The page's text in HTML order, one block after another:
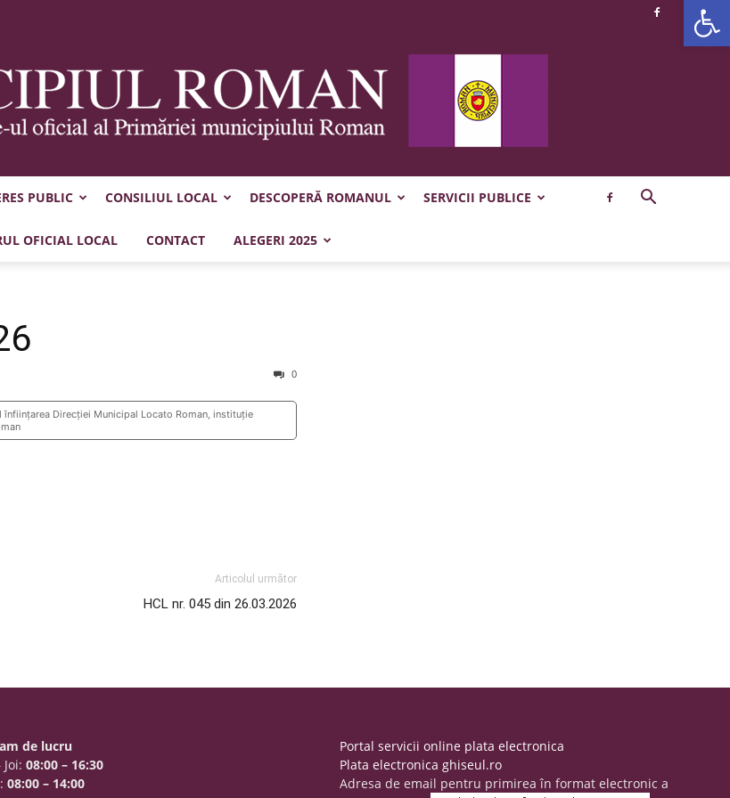
Municipiul
PUBLIC CONSILIUL LOCAL DESCOPERĂ ROMANUL SERVICII PUBLICE
OFICIAL LOCAL CONTACT ALEGERI 2025
0
Direcției Municipal Locato Roman, instituție
Articolul următor
HCL nr. 045 din 26.03.2026
de lucru
Joi:08:00 – 16:30
08:00 – 14:00
Portal servicii online plata electronica
Plata electronica ghiseul.ro
Adresa de email pentru primirea în format electronic a